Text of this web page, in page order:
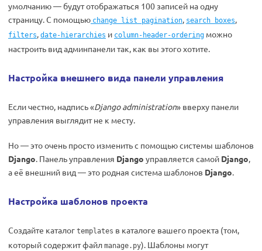
умолчанию — будут отображаться 100 записей на одну
страницу. С помощью change list pagination, search boxes,
filters, date-hierarchies и column-header-ordering можно
настроить вид админпанели так, как вы этого хотите.
Настройка внешнего вида панели управления
Если честно, надпись «Django administration» вверху панели
управления выглядит не к месту.
Но — это очень просто изменить с помощью системы шаблонов
Django. Панель управления Django управляется самой Django,
а её внешний вид — это родная система шаблонов Django.
Настройка шаблонов проекта
Создайте каталог templates в каталоге вашего проекта (том,
который содержит файл manage.py). Шаблоны могут